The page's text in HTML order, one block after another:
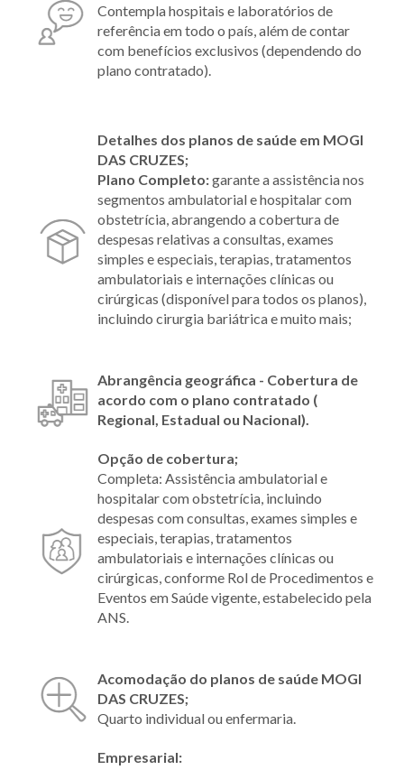
Contempla hospitais e laboratórios de
referência em todo o país, além de contar
com benefícios exclusivos (dependendo do
plano contratado).
Detalhes dos planos de saúde em MOGI
DAS CRUZES;
Plano Completo:garante a assistência nos
segmentos ambulatorial e hospitalar com
obstetrícia, abrangendo a cobertura de
despesas relativas a consultas, exames
simples e especiais, terapias, tratamentos
ambulatoriais e internações clínicas ou
cirúrgicas (disponível para todos os planos),
incluindo cirurgia bariátrica e muito mais;
Abrangência geográfica - Cobertura de
acordo com o plano contratado (
Regional, Estadual ou Nacional).
Opção de cobertura;
Completa: Assistência ambulatorial e
hospitalar com obstetrícia, incluindo
despesas com consultas, exames simples e
especiais, terapias, tratamentos
ambulatoriais e internações clínicas ou
cirúrgicas, conforme Rol de Procedimentos e
Eventos em Saúde vigente, estabelecido pela
ANS.
Acomodação do planos de saúde MOGI
DAS CRUZES;
Quarto individual ou enfermaria.
Empresarial: